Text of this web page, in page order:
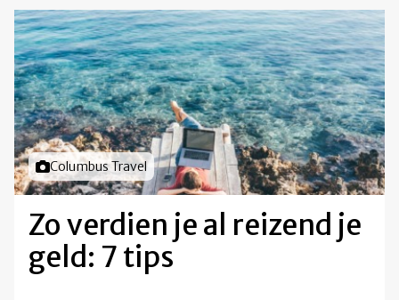
Foto door
Columbus Travel
Zo verdien je al reizend je
geld: 7 tips